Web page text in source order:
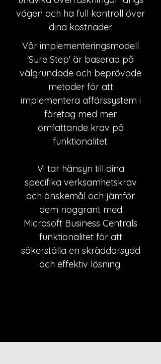
vägen och ha full kontroll över
dina kostnader.
Vår implementeringsmodell
'Sure Step' är baserad på
välgrundade och beprövade
metoder för att
implementera affärssystem i
företag med mer
omfattande krav på
funktionalitet.
Vi tar hänsyn till dina
specifika verksamhetskrav
och önskemål och jämför
dem noggrant med
Microsoft Business Centrals
funktionalitet för att
säkerställa en skräddarsydd
och effektiv lösning.